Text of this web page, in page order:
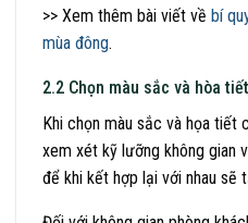
>> Xem thêm bài viết về bí
mùa đông.
2.2 Chọn màu sắc và hòa
Khi chọn màu sắc và họa tiết
xem xét kỹ lưỡng không gian
để khi kết hợp lại với nhau sẽ